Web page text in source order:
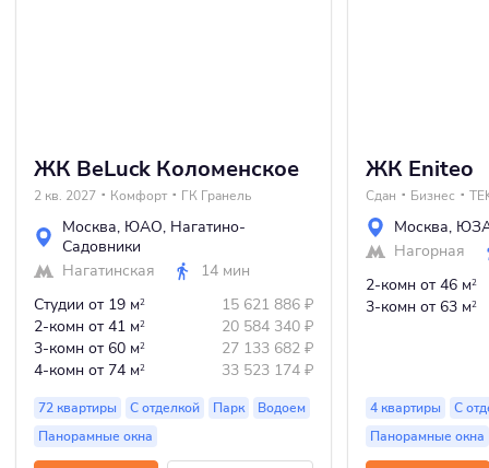
ЖК BeLuck Коломенское
2 кв. 2027 Комфорт ГК Гранель
Москва, ЮАО, Нагатино-
Садовники
Нагатинская
14 мин
Студии от 19 м2 15 621 886 ₽
2-комн от 41 м2 20 584 340 ₽
3-комн от 60 м2 27 133 682 ₽
4-комн от 74 м2 33 523 174 ₽
72 квартиры С отделкой Парк
Водоем
Панорамные окна
ЖК Eniteo
Сдан Бизнес
Москва,
Нагорная
2-комн от 46 м2
3-комн от 63 м2
4 квартиры
С
Панорамные окна